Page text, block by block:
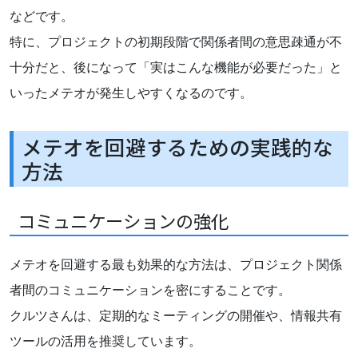
などです。
特に、プロジェクトの初期段階で関係者間の意思疎通が不
十分だと、後になって「実はこんな機能が必要だった」と
いったメテオが発生しやすくなるのです。
メテオを回避するための実践的な
方法
コミュニケーションの強化
メテオを回避する最も効果的な方法は、プロジェクト関係
者間のコミュニケーションを密にすることです。
クルツさんは、定期的なミーティングの開催や、情報共有
ツールの活用を推奨しています。